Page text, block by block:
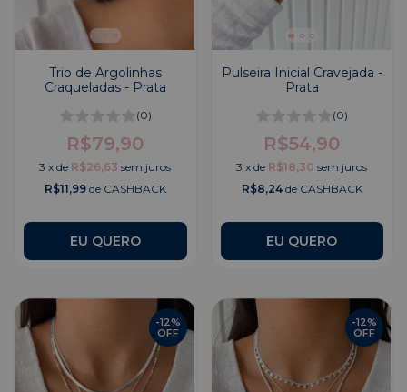
Trio de Argolinhas
Craqueladas - Prata
(0)
R$79,90
3 xde R$26,63 sem juros
R$11,99de CASHBACK
Pulseira Inicial Cravejada -
Prata
(0)
R$54,90
3 xde R$18,30 sem juros
R$8,24de CASHBACK
EU QUERO
-12%
OFF
-12%
OFF